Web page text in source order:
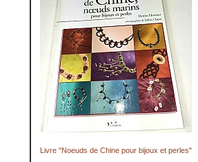
Livre "Noeuds de Chine pour bijoux et perles"